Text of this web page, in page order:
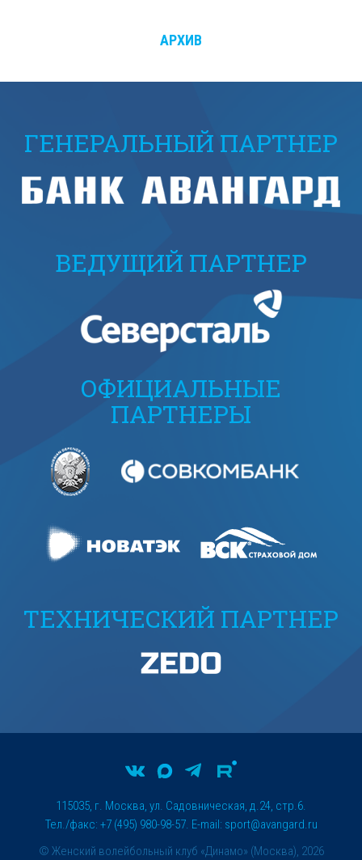
АРХИВ
ГЕНЕРАЛЬНЫЙ ПАРТНЕР
ВЕДУЩИЙ ПАРТНЕР
ОФИЦИАЛЬНЫЕ
ПАРТНЕРЫ
ТЕХНИЧЕСКИЙ ПАРТНЕР
© Женский волейбольный клуб «Динамо» (Москва), 2026
115035, г. Москва, ул. Садовническая, д.24, стр.6.
Тел./факс: +7 (495) 980-98-57. E-mail: sport@avangard.ru